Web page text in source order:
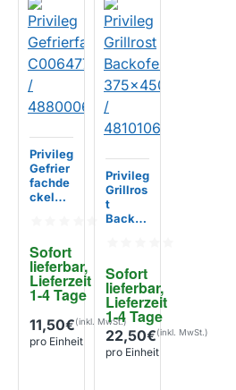
Sofort
lieferbar,
Lieferzeit
1-4 Tage
Privileg
Gefrier
fachde
ckel
06477
81
11,50€
pro Einheit
Sofort
lieferbar,
Lieferzeit
1-4 Tage
Privileg
Grillros
t
Backof
481010
635612
22,50€
pro Einheit